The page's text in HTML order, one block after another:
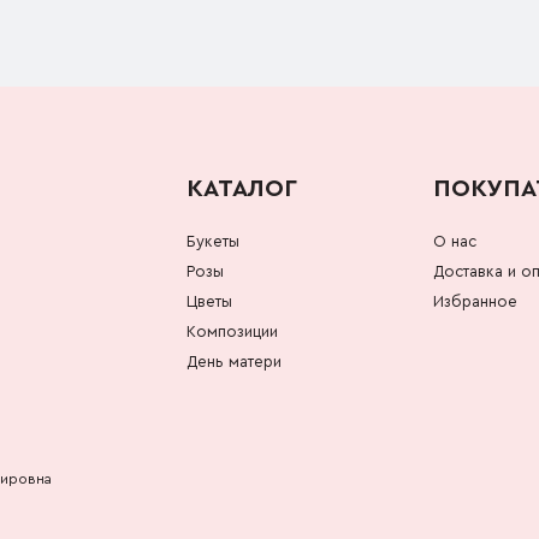
КАТАЛОГ
Букеты
Розы
Цветы
Композиции
День матери
О нас
Доставка и
Избранное